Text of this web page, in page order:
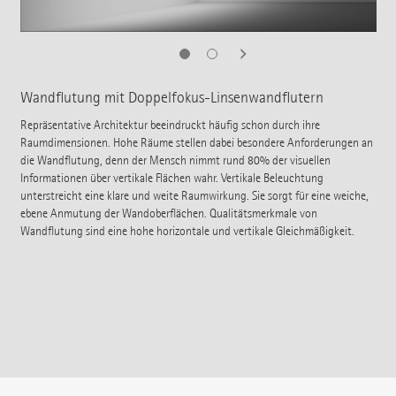
Wandflutung mit Doppelfokus-Linsenwandflutern
Repräsentative Architektur beeindruckt häufig schon durch ihre
Raumdimensionen. Hohe Räume stellen dabei besondere Anforderungen an
die Wandflutung, denn der Mensch nimmt rund 80% der visuellen
Informationen über vertikale Flächen wahr. Vertikale Beleuchtung
unterstreicht eine klare und weite Raumwirkung. Sie sorgt für eine weiche,
ebene Anmutung der Wandoberflächen. Qualitätsmerkmale von
Wandflutung sind eine hohe horizontale und vertikale Gleichmäßigkeit.